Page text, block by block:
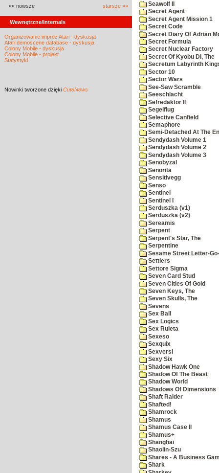
«« nowsze starsze »»
Wewnętrzne/Internals
Organizowanie imprez Atari - dyskusja
Atari demoscene database - dyskusja
Colony Mobile - dyskusja
Colony Mobile - projekt
Statystyki
Nowinki tworzone dzięki CuteNews
Seawolf II
Secret Agent
Secret Agent Mission 1
Secret Code
Secret Diary Of Adrian
Secret Formula
Secret Nuclear Factory
Secret Of Kyobu Di, The
Secretum Labyrinth
Sector 10
Sector Wars
See-Saw Scramble
Seeschlacht
Sefredaktor II
Segelflug
Selective Canfield
Semaphore
Semi-Detached At The
Sendydash Volume 1
Sendydash Volume 2
Sendydash Volume 3
Senobyzal
Senorita
Sensitivegg
Senso
Sentinel
Sentinel I
Serduszka (v1)
Serduszka (v2)
Sereamis
Serpent
Serpent's Star, The
Serpentine
Sesame Street Letter-
Settlers
Settore Sigma
Seven Card Stud
Seven Cities Of Gold
Seven Keys, The
Seven Skulls, The
Sevens
Sex Ball
Sex Logics
Sex Ruleta
Sexeso
Sexquix
Sexversi
Sexy Six
Shadow Hawk One
Shadow Of The Beast
Shadow World
Shadows Of Dimensions
Shaft Raider
Shafted!
Shamrock
Shamus
Shamus Case II
Shamus+
Shanghai
Shaolin-Szu
Shares - A Business
Shark